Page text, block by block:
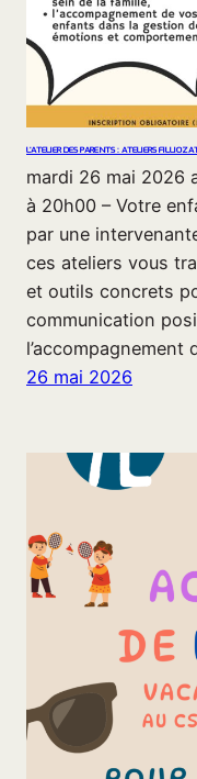
L’ATELIER DES PARENTS : ATELIERS
mardi 26 mai 2026
à 20h00 – Votre
par une
ces ateliers vous
et outils concrets
communication
l’accompagnement
26 mai 2026